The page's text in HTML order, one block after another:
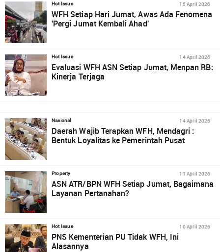
Hot Issue 15 April 2026
WFH Setiap Hari Jumat, Awas Ada Fenomena
'Pergi Jumat Kembali Ahad'
Hot Issue 14 April 2026
Evaluasi WFH ASN Setiap Jumat, Menpan RB:
Kinerja Terjaga
Nasional 14 April 2026
Daerah Wajib Terapkan WFH, Mendagri :
Bentuk Loyalitas ke Pemerintah Pusat
Property 11 April 2026
ASN ATR/BPN WFH Setiap Jumat, Bagaimana
Layanan Pertanahan?
Hot Issue 10 April 2026
PNS Kementerian PU Tidak WFH, Ini
Alasannya